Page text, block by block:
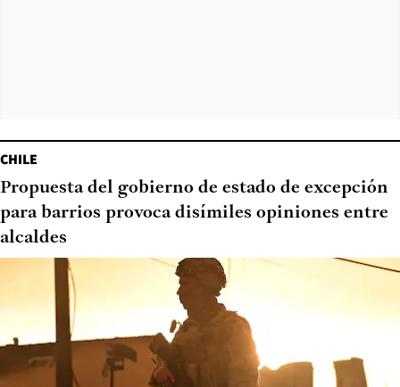
CHILE
Propuesta del gobierno de estado de excepción
para barrios provoca disímiles opiniones entre
alcaldes